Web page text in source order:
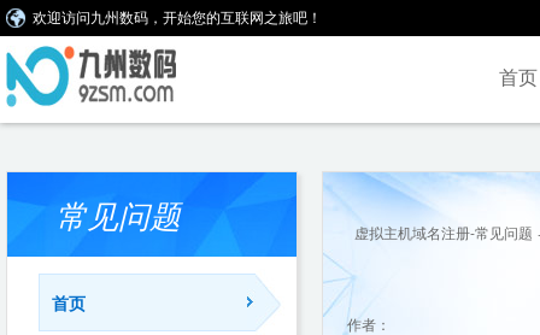
欢迎访问九州数码，开始您的互联网之旅吧！
首页
常见问题
首页
虚拟主机域名注册-常见问题
作者：